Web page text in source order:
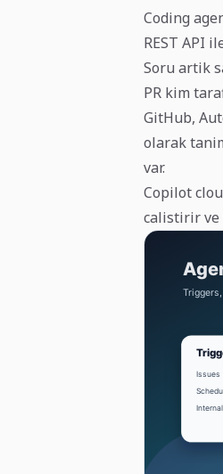
Coding
REST API
Soru artik
PR kim
GitHub,
olarak
var.
Copilot
calistirir ve